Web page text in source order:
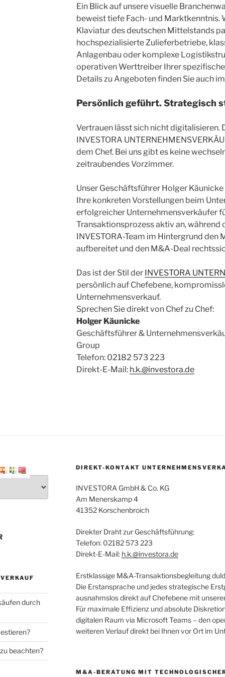
Ein Blick auf unsere visuelle
beweist tiefe Fach- und Marktkenntnis.
Klaviatur des deutschen Mittelstands
hochspezialisierte Zulieferbetriebe,
Anlagenbau oder komplexe
operativen Werttreiber Ihrer
Details zu Angeboten finden Sie auch
Persönlich geführt. Strategisch
Vertrauen lässt sich nicht digitalisieren.
INVESTORA
dem Chef. Bei uns gibt es keine
zeitraubendes Vorzimmer.
Unser Geschäftsführer Holger
Ihre konkreten Vorstellungen beim
erfolgreicher Unternehmensverkäufer
Transaktionsprozess aktiv an, während
INVESTORA-Team im Hintergrund den
aufbereitet und den M&A-Deal
Das ist der Stil der INVESTORA
persönlich auf Chefebene,
Unternehmensverkauf.
Sprechen Sie direkt von Chef zu Chef:
Holger Käunicke
Geschäftsführer &
Group
Telefon: 02182 573 223
Direkt-E-Mail: h.k.@investora.de
durch
beachten?
DIREKT-KONTAKT
INVESTORA GmbH & Co. KG
Am Menerskamp 4
41352 Korschenbroich
Direkter Draht zur Geschäftsführung:
Telefon: 02182 573 223
Direkt-E-Mail: h.k.@investora.de
Erstklassige M&A-Transaktionsbegleitung
Die Erstansprache und jedes strategische
ausnahmslos direkt auf Chefebene mit
Für maximale Effizienz und absolute
digitalen Raum via Microsoft Teams – den
weiteren Verlauf direkt bei Ihnen vor Ort im
M&A-BERATUNG MIT